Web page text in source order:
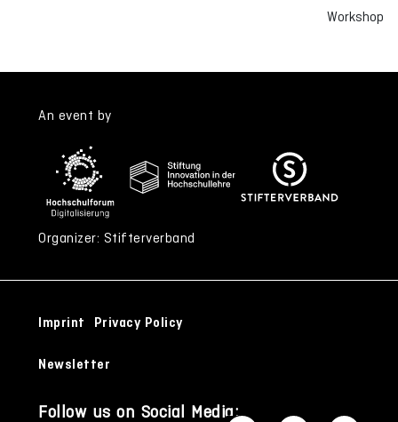
Workshop
An event by
Organizer: Stifterverband
Imprint Privacy Policy
Newsletter
Follow us on Social Media: